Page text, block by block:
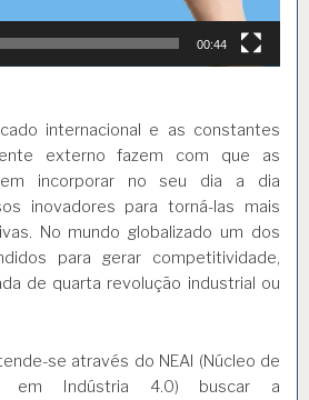
00:44
internacional e as constantes
externo fazem com que as
incorporar no seu dia a dia
inovadores para torná-las mais
No mundo globalizado um dos
para gerar competitividade,
de quarta revolução industrial ou
se através do NEAI (Núcleo de
em Indústria 4.0) buscar a